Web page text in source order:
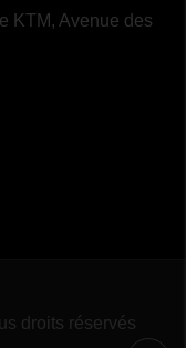
KTM, Avenue des
droits réservés